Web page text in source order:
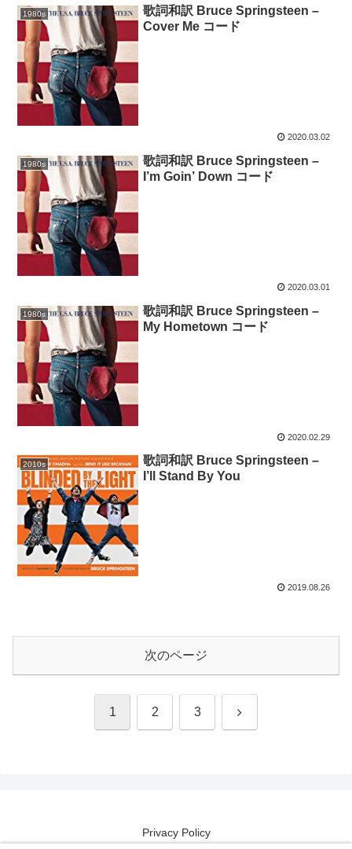
1980s
歌詞和訳 Bruce Springsteen –
Cover Me コード
2020.03.02
1980s
歌詞和訳 Bruce Springsteen –
I’m Goin’ Down コード
2020.03.01
1980s
歌詞和訳 Bruce Springsteen –
My Hometown コード
2020.02.29
2010s
歌詞和訳 Bruce Springsteen –
I’ll Stand By You
2019.08.26
次のページ
1 2 3 次
Privacy Policy